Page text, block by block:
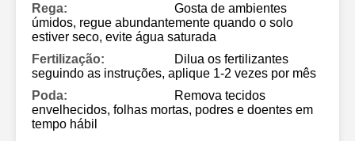
Rega:
Gosta de ambientes
úmidos, regue abundantemente quando o solo
estiver seco, evite água saturada
Fertilização:
Dilua os fertilizantes
seguindo as instruções, aplique 1-2 vezes por mês
Poda:
Remova tecidos
envelhecidos, folhas mortas, podres e doentes em
tempo hábil